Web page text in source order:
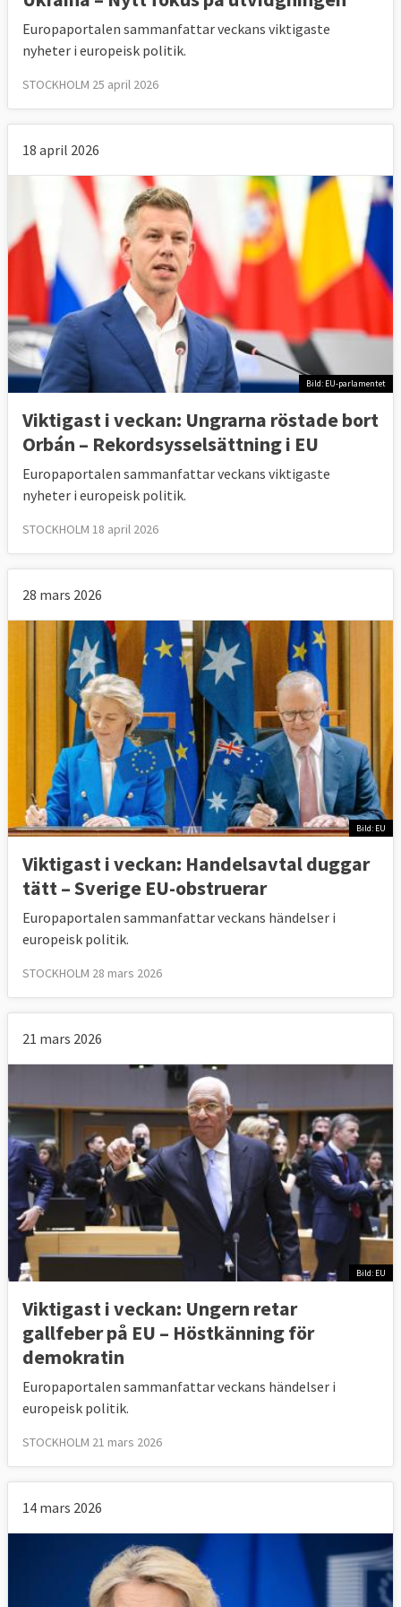
Europaportalen sammanfattar veckans viktigaste
nyheter i europeisk politik.
STOCKHOLM 25 april 2026
18 april 2026
Bild: EU-parlamentet
Viktigast i veckan: Ungrarna röstade bort
Orbán – Rekordsysselsättning i EU
Europaportalen sammanfattar veckans viktigaste
nyheter i europeisk politik.
STOCKHOLM 18 april 2026
28 mars 2026
Bild: EU
Viktigast i veckan: Handelsavtal duggar
tätt – Sverige EU-obstruerar
Europaportalen sammanfattar veckans händelser i
europeisk politik.
STOCKHOLM 28 mars 2026
21 mars 2026
Bild: EU
Viktigast i veckan: Ungern retar
gallfeber på EU – Höstkänning för
demokratin
Europaportalen sammanfattar veckans händelser i
europeisk politik.
STOCKHOLM 21 mars 2026
14 mars 2026